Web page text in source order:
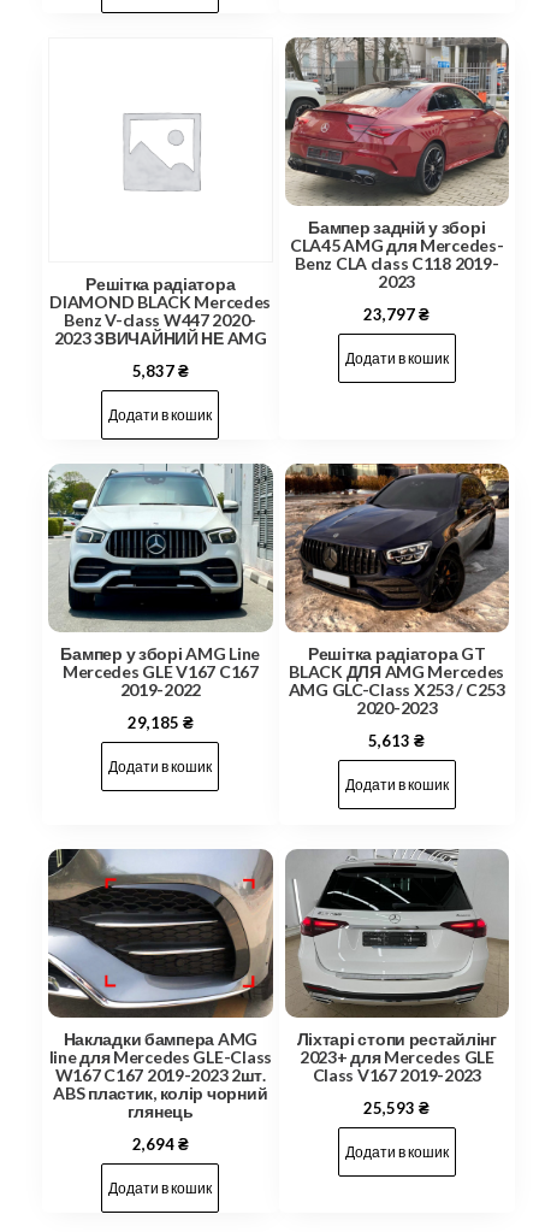
Решітка радіатора
DIAMOND BLACK Mercedes
Benz V-class W447 2020-
2023 ЗВИЧАЙНИЙ НЕ AMG
5,837₴
Додати в кошик
Бампер задній у зборі
CLA45 AMG для Mercedes-
Benz CLA class C118 2019-
2023
23,797₴
Додати в кошик
Бампер у зборі AMG Line
Mercedes GLE V167 C167
2019-2022
29,185 ₴
Додати в кошик
Решітка радіатора GT
BLACK ДЛЯ AMG Mercedes
AMG GLC-Class X253 / C253
2020-2023
5,613₴
Додати в кошик
Накладки бампера AMG
line для Mercedes GLE-Class
W167 C167 2019-2023 2шт.
ABS пластик, колір чорний
глянець
2,694₴
Додати в кошик
Ліхтарі стопи рестайлінг
2023+ для Mercedes GLE
Class V167 2019-2023
25,593₴
Додати в кошик